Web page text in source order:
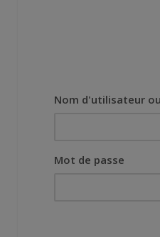
Nom d'utilisateur
Mot de passe